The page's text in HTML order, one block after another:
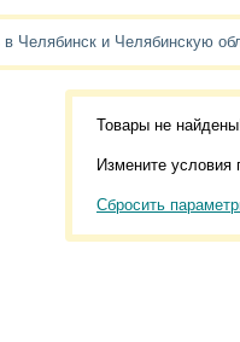
в Челябинск и Челябинскую
Товары не
Измените
Сбросить